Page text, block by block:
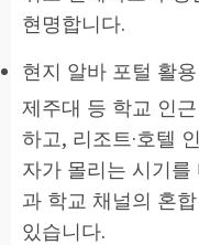
현명합니다.
현지 알바 포털 활
제주대 등 학교 인
하고, 리조트·호텔
자가 몰리는 시기
과 학교 채널의 혼
있습니다.